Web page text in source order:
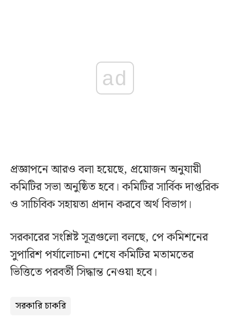
ad
প্রজ্ঞাপনে আরও বলা হয়েছে, প্রয়োজন অনুযায়ী
কমিটির সভা অনুষ্ঠিত হবে। কমিটির সার্বিক দাপ্তরিক
ও সাচিবিক সহায়তা প্রদান করবে অর্থ বিভাগ।
সরকারের সংশ্লিষ্ট সূত্রগুলো বলছে, পে কমিশনের
সুপারিশ পর্যালোচনা শেষে কমিটির মতামতের
ভিত্তিতে পরবর্তী সিদ্ধান্ত নেওয়া হবে।
সরকারি চাকরি